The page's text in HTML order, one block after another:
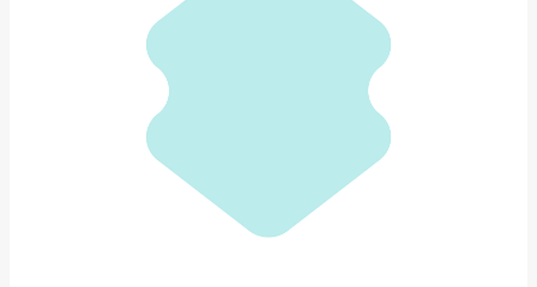
Пепельница Seletti Holy Smokes